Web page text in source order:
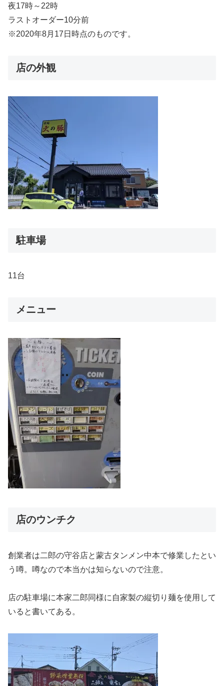
夜17時～22時
ラストオーダー10分前
※2020年8月17日時点のものです。
店の外観
駐車場
11台
メニュー
店のウンチク
創業者は二郎の守谷店と蒙古タンメン中本で修業したとい
う噂。噂なので本当かは知らないので注意。
店の駐車場に本家二郎同様に自家製の縦切り麺を使用して
いると書いてある。